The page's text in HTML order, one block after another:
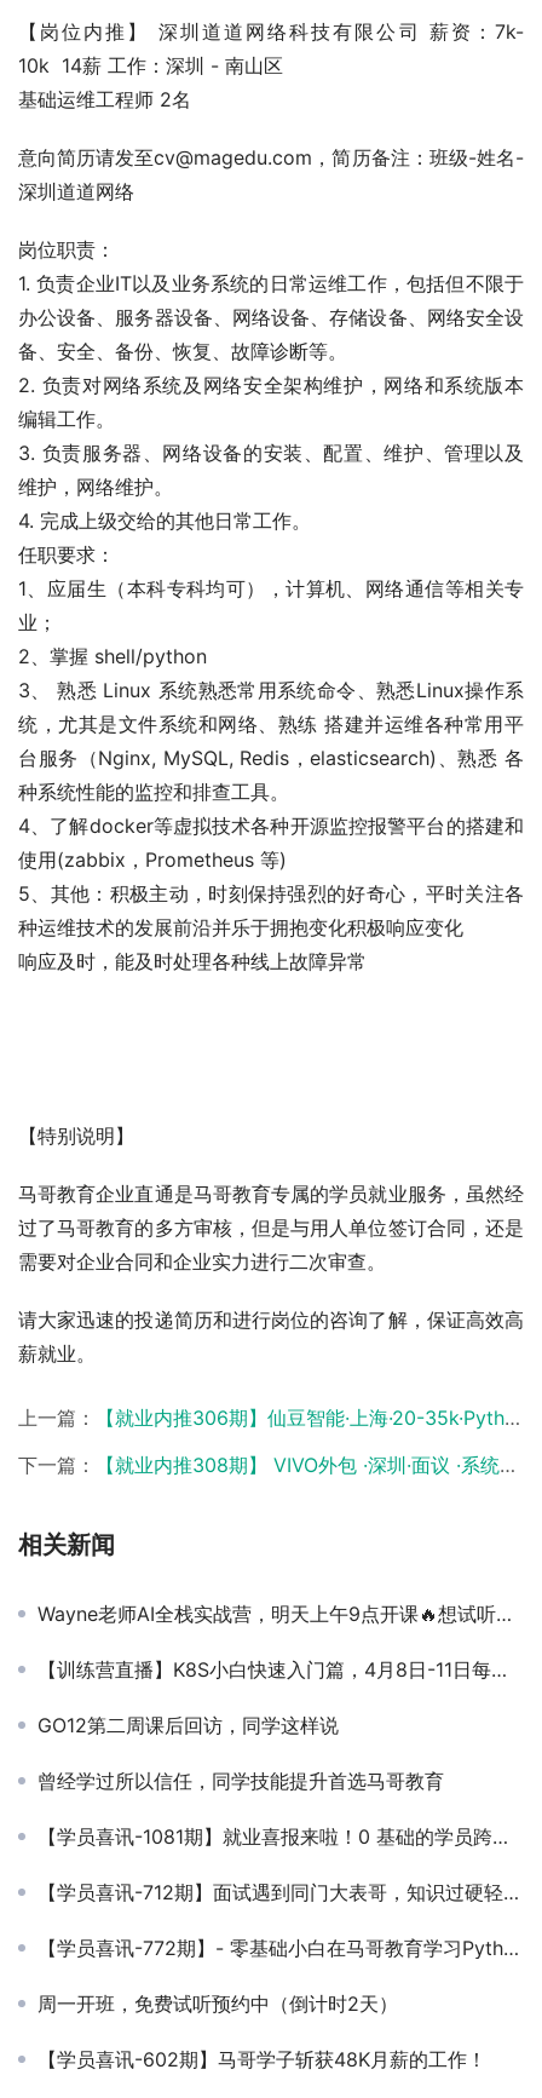
【岗位内推】 深圳道道网络科技有限公司 薪资：7k-
10k  14薪 工作：深圳 - 南山区
基础运维工程师 2名
意向简历请发至cv@magedu.com，简历备注：班级-姓名-
深圳道道网络
岗位职责：
1. 负责企业IT以及业务系统的日常运维工作，包括但不限于
办公设备、服务器设备、网络设备、存储设备、网络安全设
备、安全、备份、恢复、故障诊断等。
2. 负责对网络系统及网络安全架构维护，网络和系统版本
编辑工作。
3. 负责服务器、网络设备的安装、配置、维护、管理以及
维护，网络维护。
4. 完成上级交给的其他日常工作。
任职要求：
1、应届生（本科专科均可），计算机、网络通信等相关专
业；
2、掌握 shell/python
3、 熟悉 Linux 系统熟悉常用系统命令、熟悉Linux操作系
统，尤其是文件系统和网络、熟练 搭建并运维各种常用平
台服务（Nginx, MySQL, Redis，elasticsearch)、熟悉 各
种系统性能的监控和排查工具。
4、了解docker等虚拟技术各种开源监控报警平台的搭建和
使用(zabbix，Prometheus 等)
5、其他：积极主动，时刻保持强烈的好奇心，平时关注各
种运维技术的发展前沿并乐于拥抱变化积极响应变化
响应及时，能及时处理各种线上故障异常
【特别说明】
马哥教育企业直通是马哥教育专属的学员就业服务，虽然经
过了马哥教育的多方审核，但是与用人单位签订合同，还是
需要对企业合同和企业实力进行二次审查。
请大家迅速的投递简历和进行岗位的咨询了解，保证高效高
薪就业。
上一篇：
【就业内推306期】仙豆智能·上海·20-35k·Python开发工程师
下一篇：
【就业内推308期】 VIVO外包 ·深圳·面议 ·系统运维工程师
相关新闻
Wayne老师AI全栈实战营，明天上午9点开课🔥想试听的同学，速度预约！
【训练营直播】K8S小白快速入门篇，4月8日-11日每晚20点，准时开播！
GO12第二周课后回访，同学这样说
曾经学过所以信任，同学技能提升首选马哥教育
【学员喜讯-1081期】就业喜报来啦！0 基础的学员跨行学运维，一路 “打怪升级”，成功入行运维！
【学员喜讯-712期】面试遇到同门大表哥，知识过硬轻松拿offer！来马哥学习，哪里不会讲哪里，困点难点so easy！高薪就业？轻松！
【学员喜讯-772期】- 零基础小白在马哥教育学习Python四个半月，薪资过万，相比之前涨了一倍！
周一开班，免费试听预约中（倒计时2天）
【学员喜讯-602期】马哥学子斩获48K月薪的工作！